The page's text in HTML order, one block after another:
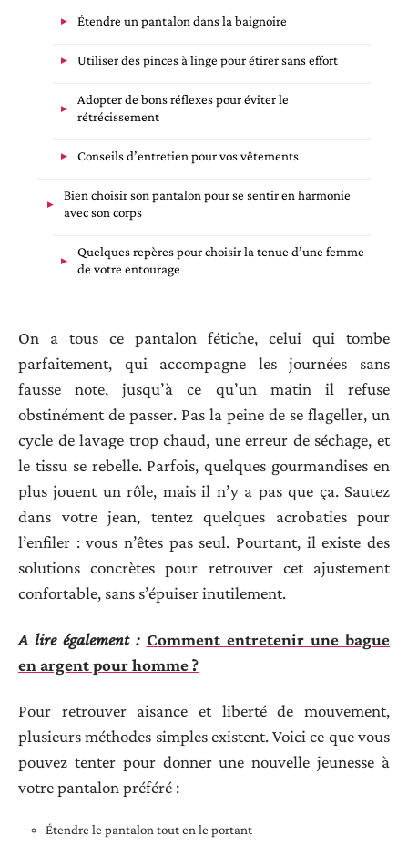
Étendre un pantalon dans la baignoire
Utiliser des pinces à linge pour étirer sans effort
Adopter de bons réflexes pour éviter le
rétrécissement
Conseils d’entretien pour vos vêtements
Bien choisir son pantalon pour se sentir en harmonie
avec son corps
Quelques repères pour choisir la tenue d’une femme
de votre entourage
On a tous ce pantalon fétiche, celui qui tombe
parfaitement, qui accompagne les journées sans
fausse note, jusqu’à ce qu’un matin il refuse
obstinément de passer. Pas la peine de se flageller, un
cycle de lavage trop chaud, une erreur de séchage, et
le tissu se rebelle. Parfois, quelques gourmandises en
plus jouent un rôle, mais il n’y a pas que ça. Sautez
dans votre jean, tentez quelques acrobaties pour
l’enfiler : vous n’êtes pas seul. Pourtant, il existe des
solutions concrètes pour retrouver cet ajustement
confortable, sans s’épuiser inutilement.
A lire également : Comment entretenir une bague
en argent pour homme ?
Pour retrouver aisance et liberté de mouvement,
plusieurs méthodes simples existent. Voici ce que vous
pouvez tenter pour donner une nouvelle jeunesse à
votre pantalon préféré :
Étendre le pantalon tout en le portant